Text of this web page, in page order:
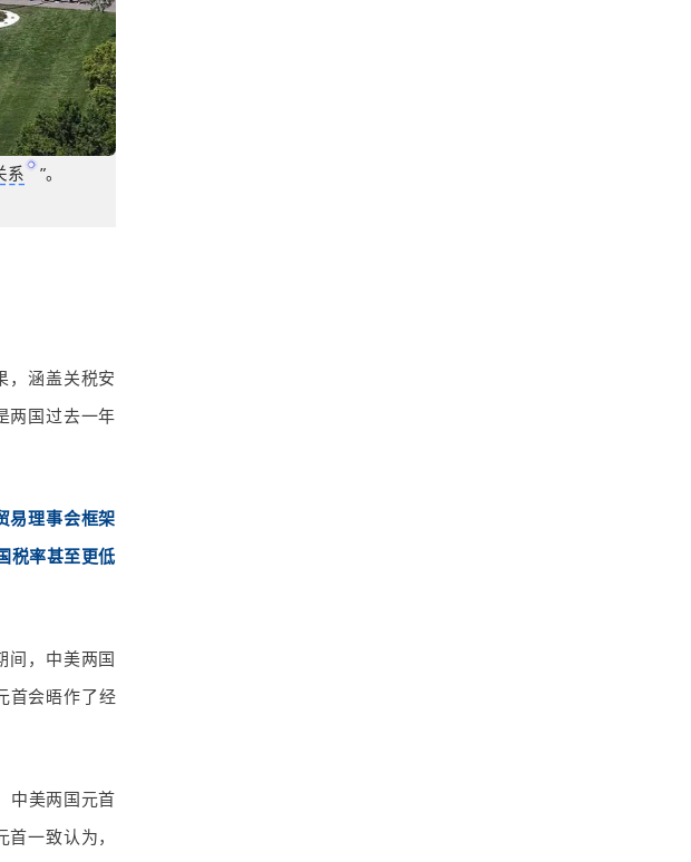
系
”。
，涵盖关税安
两国过去一年
易理事会框架
税率甚至更低
间，中美两国
首会晤作了经
中美两国元首
一致认为，